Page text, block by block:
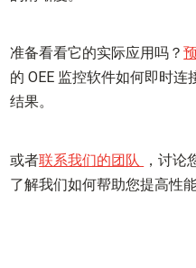
准备看看它的实际应用吗？
的 OEE 监控软件如何即时
结果。
或者联系我们的团队
，讨论
了解我们如何帮助您提高性